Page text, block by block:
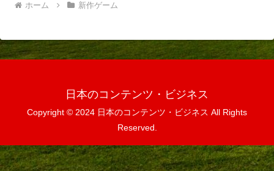
ホーム 新作ゲーム
日本のコンテンツ・ビジネス
Copyright © 2024 日本のコンテンツ・ビジネス All Rights
Reserved.